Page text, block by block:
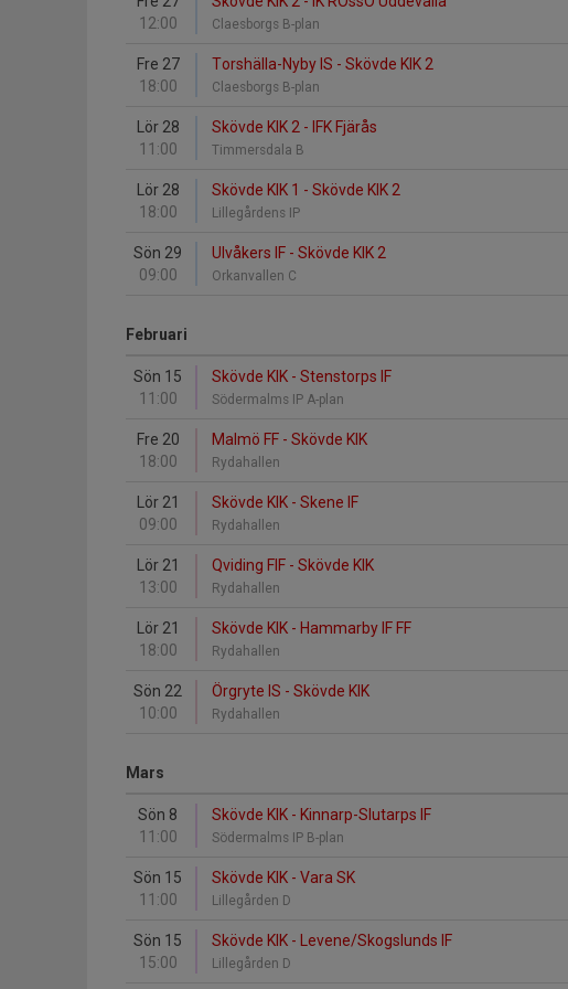
12:00
Claesborgs B-plan
Fre 27
18:00
Torshälla-Nyby IS - Skövde KIK 2
Claesborgs B-plan
Lör 28
11:00
Skövde KIK 2 - IFK Fjärås
Timmersdala B
Lör 28
18:00
Skövde KIK 1 - Skövde KIK 2
Lillegårdens IP
Sön 29
09:00
Ulvåkers IF - Skövde KIK 2
Orkanvallen C
Februari
Sön 15
11:00
Skövde KIK - Stenstorps IF
Södermalms IP A-plan
Fre 20
18:00
Malmö FF - Skövde KIK
Rydahallen
Lör 21
09:00
Skövde KIK - Skene IF
Rydahallen
Lör 21
13:00
Qviding FIF - Skövde KIK
Rydahallen
Lör 21
18:00
Skövde KIK - Hammarby IF FF
Rydahallen
Sön 22
10:00
Örgryte IS - Skövde KIK
Rydahallen
Mars
Sön 8
11:00
Skövde KIK - Kinnarp-Slutarps IF
Södermalms IP B-plan
Sön 15
11:00
Skövde KIK - Vara SK
Lillegården D
Sön 15
15:00
Skövde KIK - Levene/Skogslunds IF
Lillegården D